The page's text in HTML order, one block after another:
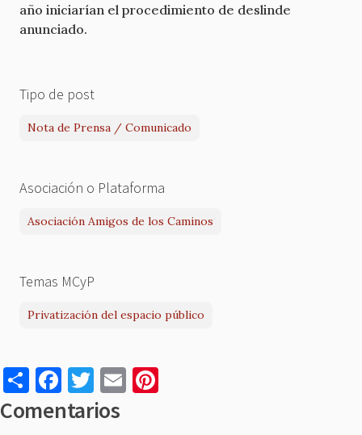
año iniciarían el procedimiento de deslinde
anunciado.
Tipo de post
Nota de Prensa / Comunicado
Asociación o Plataforma
Asociación Amigos de los Caminos
Temas MCyP
Privatización del espacio público
S
h
F
a
T
w
E
m
Comentarios